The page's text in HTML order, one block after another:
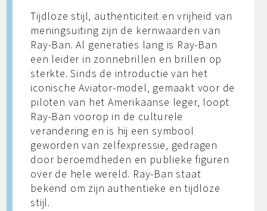
Tijdloze stijl, authenticiteit en vrijheid van
meningsuiting zijn de kernwaarden van
Ray-Ban. Al generaties lang is Ray-Ban
een leider in zonnebrillen en brillen op
sterkte. Sinds de introductie van het
iconische Aviator-model, gemaakt voor de
piloten van het Amerikaanse leger, loopt
Ray-Ban voorop in de culturele
verandering en is hij een symbool
geworden van zelfexpressie, gedragen
door beroemdheden en publieke figuren
over de hele wereld. Ray-Ban staat
bekend om zijn authentieke en tijdloze
stijl.